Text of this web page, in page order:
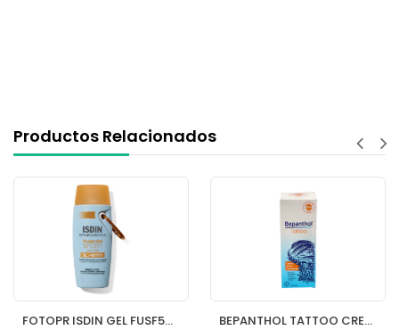
Productos Relacionados
FOTOPR ISDIN GEL FUSF50+ 100ML BEPANTHOL TATTOO CREMA SOLAR PROTECTORA SPF 50+